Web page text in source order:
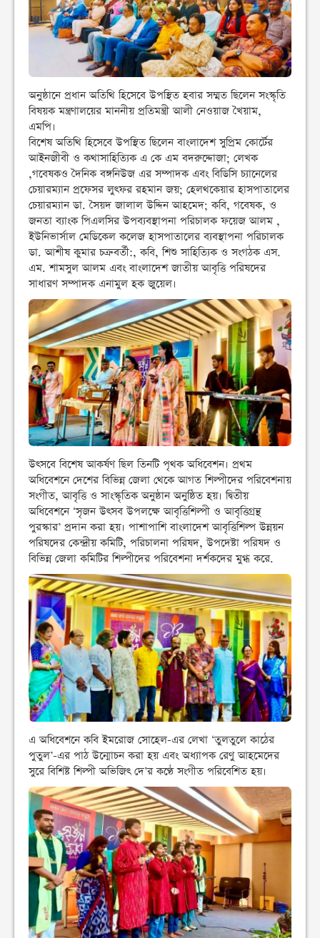
অনুষ্ঠানে প্রধান অতিথি হিসেবে উপস্থিত হবার সম্মত ছিলেন সংস্কৃতি
বিষয়ক মন্ত্রণালয়ের মাননীয় প্রতিমন্ত্রী আলী নেওয়াজ খৈয়াম,
এমপি।
বিশেষ অতিথি হিসেবে উপস্থিত ছিলেন বাংলাদেশ সুপ্রিম কোর্টের
আইনজীবী ও কথাসাহিত্যিক এ কে এম বদরুদ্দোজা; লেখক
,গবেষকও দৈনিক বঙ্গনিউজ এর সম্পাদক এবং বিডিসি চ্যানেলের
চেয়ারম্যান প্রফেসর লুৎফর রহমান জয়; হেলথকেয়ার হাসপাতালের
চেয়ারম্যান ডা. সৈয়দ জালাল উদ্দিন আহমেদ; কবি, গবেষক, ও
জনতা ব্যাংক পিএলসির উপব্যবস্থাপনা পরিচালক ফয়েজ আলম ,
ইউনিভার্সাল মেডিকেল কলেজ হাসপাতালের ব্যবস্থাপনা পরিচালক
ডা. আশীষ কুমার চক্রবর্তী:, কবি, শিশু সাহিত্যিক ও সংগঠক এস.
এম. শামসুল আলম এবং বাংলাদেশ জাতীয় আবৃত্তি পরিষদের
সাধারণ সম্পাদক এনামুল হক জুয়েল।
উৎসবে বিশেষ আকর্ষণ ছিল তিনটি পৃথক অধিবেশন। প্রথম
অধিবেশনে দেশের বিভিন্ন জেলা থেকে আগত শিল্পীদের পরিবেশনায়
সংগীত, আবৃত্তি ও সাংস্কৃতিক অনুষ্ঠান অনুষ্ঠিত হয়। দ্বিতীয়
অধিবেশনে ‘সৃজন উৎসব উপলক্ষে আবৃত্তিশিল্পী ও আবৃত্তিগ্রন্থ
পুরস্কার’ প্রদান করা হয়। পাশাপাশি বাংলাদেশ আবৃত্তিশিল্প উন্নয়ন
পরিষদের কেন্দ্রীয় কমিটি, পরিচালনা পরিষদ, উপদেষ্টা পরিষদ ও
বিভিন্ন জেলা কমিটির শিল্পীদের পরিবেশনা দর্শকদের মুগ্ধ করে.
এ অধিবেশনে কবি ইমরোজ সোহেল-এর লেখা ‘তুলতুলে কাঠের
পুতুল’-এর পাঠ উন্মোচন করা হয় এবং অধ্যাপক রেণু আহমেদের
সুরে বিশিষ্ট শিল্পী অভিজিৎ দে’র কণ্ঠে সংগীত পরিবেশিত হয়।